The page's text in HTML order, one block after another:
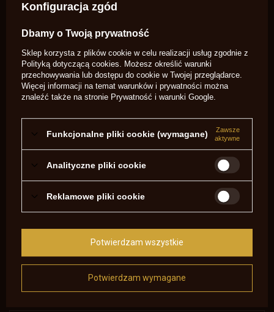
Symbol
SA1496 (U8)
Potrzebujesz pomocy? Masz pytania?
niezwłocznie, najciekawsze pytania i
odpowiedzi publikując dla innych.
Zadaj pytanie
NAPISZ SWOJĄ OPINIĘ
5/5
Treść twojej opinii
Dodaj własne zdjęcie produktu:
Konfiguracja zgód
Dbamy o Twoją prywatność
Sklep korzysta z plików cookie w celu realizacji usług zgodnie z
Polityką dotyczącą cookies . Możesz określić warunki
przechowywania lub dostępu do cookie w Twojej przeglądarce.
Więcej informacji na temat warunków i prywatności można
znaleźć także na stronie Prywatność i warunki Google
Funkcjonalne pliki cookie (wymagane)
Zawsze
aktywne
Analityczne pliki cookie
Reklamowe pliki cookie
Potwierdzam wymagane
Potwierdzam wszystkie